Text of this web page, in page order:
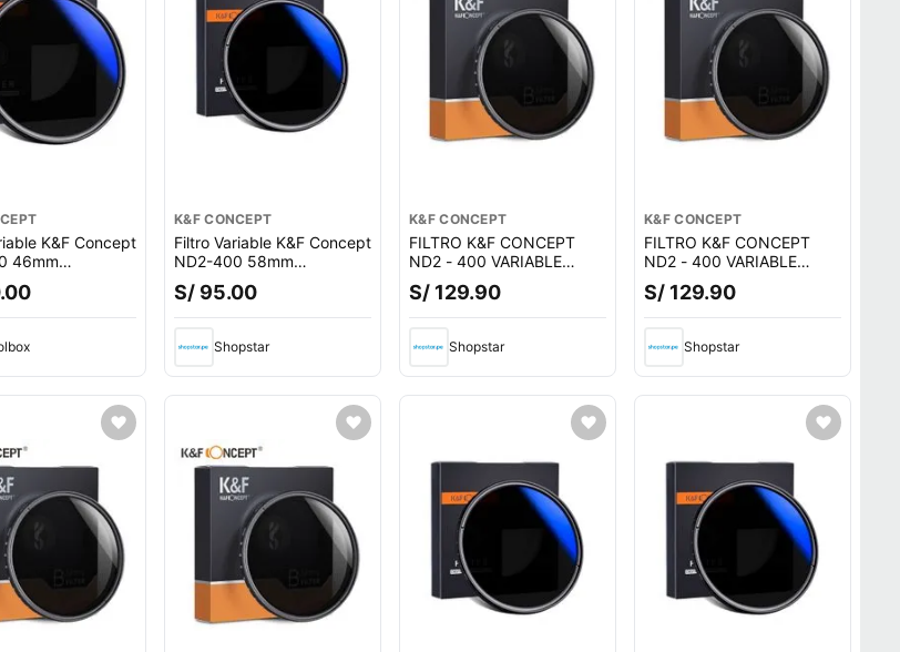
K&F Concept
46mm
K&F CONCEPT
Filtro Variable K&F Concept
ND2-400 58mm
KF01.1109
S/ 95.00
Shopstar
K&F CONCEPT
FILTRO K&F CONCEPT
ND2 - 400 VARIABLE
72MM - KF01.1112
S/ 129.90
Shopstar
K&F CONCEPT
FILTRO K&F CONCEPT
ND2 - 400 VARIABLE
77MM - KF01.1113
S/ 129.90
Shopstar